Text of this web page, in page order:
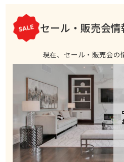
セール・販売会情
現在、セール・販売会の